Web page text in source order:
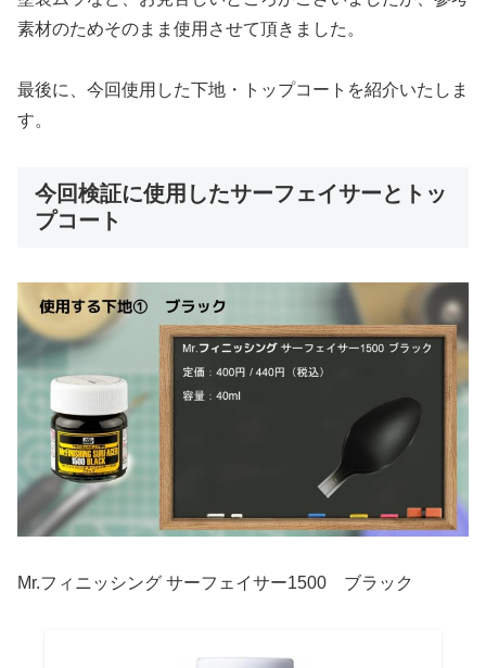
素材のためそのまま使用させて頂きました。
最後に、今回使用した下地・トップコートを紹介いたしま
す。
今回検証に使用したサーフェイサーとトッ
プコート
Mr.フィニッシング サーフェイサー1500 ブラック